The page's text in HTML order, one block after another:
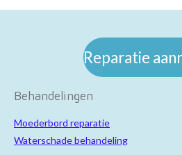
Reparatie
Behandelingen
Moederbord reparatie
Waterschade behandeling